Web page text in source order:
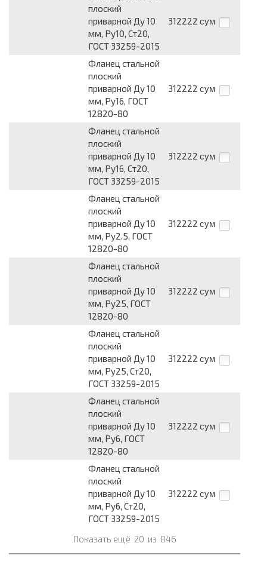
плоский
приварной Ду 10
мм, Ру10, Ст20,
ГОСТ 33259-2015
312222 сум
Фланец стальной
плоский
приварной Ду 10
мм, Ру16, ГОСТ
12820-80
312222 сум
Фланец стальной
плоский
приварной Ду 10
мм, Ру16, Ст20,
ГОСТ 33259-2015
312222 сум
Фланец стальной
плоский
приварной Ду 10
мм, Ру2.5, ГОСТ
12820-80
312222 сум
Фланец стальной
плоский
приварной Ду 10
мм, Ру25, ГОСТ
12820-80
312222 сум
Фланец стальной
плоский
приварной Ду 10
мм, Ру25, Ст20,
ГОСТ 33259-2015
312222 сум
Фланец стальной
плоский
приварной Ду 10
мм, Ру6, ГОСТ
12820-80
312222 сум
Фланец стальной
плоский
приварной Ду 10
мм, Ру6, Ст20,
ГОСТ 33259-2015
312222 сум
Показать ещё 20 из 846